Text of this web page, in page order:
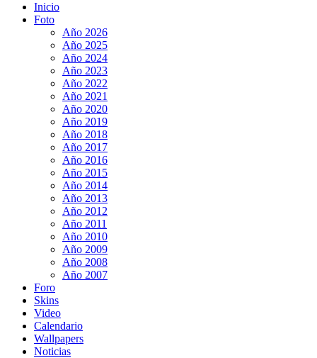
Inicio
Foto
Año 2026
Año 2025
Año 2024
Año 2023
Año 2022
Año 2021
Año 2020
Año 2019
Año 2018
Año 2017
Año 2016
Año 2015
Año 2014
Año 2013
Año 2012
Año 2011
Año 2010
Año 2009
Año 2008
Año 2007
Foro
Skins
Video
Calendario
Wallpapers
Noticias